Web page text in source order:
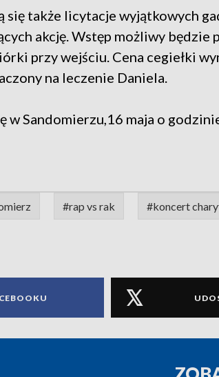
się także licytacje wyjątkowych
akcję. Wstęp możliwy będzie
przy wejściu. Cena cegiełki
na leczenie Daniela.
w Sandomierzu,16 maja o
#rap vs rak #koncert